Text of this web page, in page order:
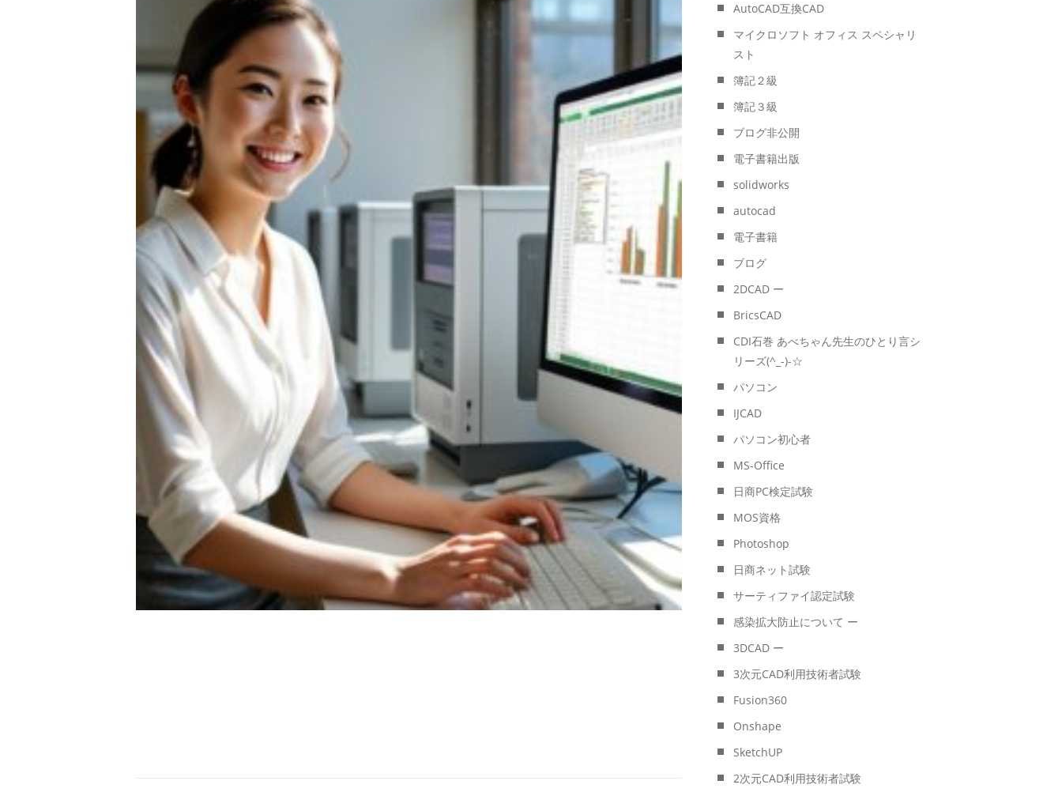
◇ よくある質問
◇ お客様の声
◇ ブログ
◇ 会社概要
◇ アクセス
AutoCAD互換CAD
マイクロソフト オフィス スペシャリ
スト
簿記２級
簿記３級
ブログ非公開
電子書籍出版
solidworks
autocad
電子書籍
ブログ
2DCAD ー
BricsCAD
CDI石巻 あべちゃん先生のひとり言シ
リーズ(^_-)-☆
パソコン
IJCAD
パソコン初心者
MS-Office
日商PC検定試験
MOS資格
Photoshop
日商ネット試験
サーティファイ認定試験
感染拡大防止について ー
3DCAD ー
3次元CAD利用技術者試験
Fusion360
Onshape
SketchUP
2次元CAD利用技術者試験